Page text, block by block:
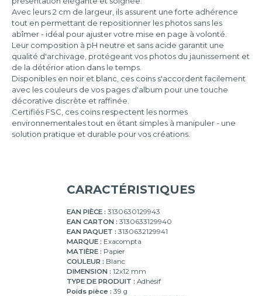
Avec leurs 2 cm de largeur, ils assurent une forte adhérence
tout en permettant de repositionner les photos sans les
abîmer - idéal pour ajuster votre mise en page à volonté.
Leur composition à pH neutre et sans acide garantit une
qualité d'archivage, protégeant vos photos du jaunissement et
de la détérior ation dans le temps.
Disponibles en noir et blanc, ces coins s'accordent facilement
avec les couleurs de vos pages d'album pour une touche
décorative discrète et raffinée.
Certifiés FSC, ces coins respectent les normes
environnementales tout en étant simples à manipuler - une
solution pratique et durable pour vos créations.
CARACTÉRISTIQUES
EAN PIÈCE : 3130630129943
EAN CARTON : 3130633129940
EAN PAQUET : 3130632129941
MARQUE : Exacompta
MATIÈRE : Papier
COULEUR : Blanc
DIMENSION : 12x12 mm
TYPE DE PRODUIT : Adhésif
Poids pièce : 39 g